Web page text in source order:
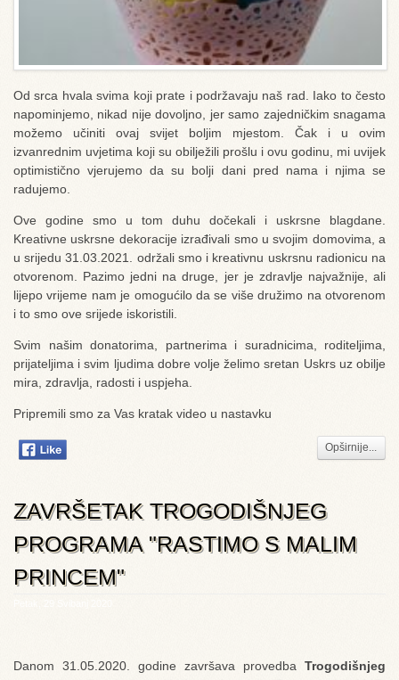
Od srca hvala svima koji prate i podržavaju naš rad. Iako to često
napominjemo, nikad nije dovoljno, jer samo zajedničkim snagama
možemo učiniti ovaj svijet boljim mjestom. Čak i u ovim
izvanrednim uvjetima koji su obilježili prošlu i ovu godinu, mi uvijek
optimistično vjerujemo da su bolji dani pred nama i njima se
radujemo.
Ove godine smo u tom duhu dočekali i uskrsne blagdane.
Kreativne uskrsne dekoracije izrađivali smo u svojim domovima, a
u srijedu 31.03.2021. održali smo i kreativnu uskrsnu radionicu na
otvorenom. Pazimo jedni na druge, jer je zdravlje najvažnije, ali
lijepo vrijeme nam je omogućilo da se više družimo na otvorenom
i to smo ove srijede iskoristili.
Svim našim donatorima, partnerima i suradnicima, roditeljima,
prijateljima i svim ljudima dobre volje želimo sretan Uskrs uz obilje
mira, zdravlja, radosti i uspjeha.
Pripremili smo za Vas kratak video u nastavku
Opširnije...
ZAVRŠETAK TROGODIŠNJEG
PROGRAMA "RASTIMO S MALIM
PRINCEM"
Danom 31.05.2020. godine završava provedba Trogodišnjeg